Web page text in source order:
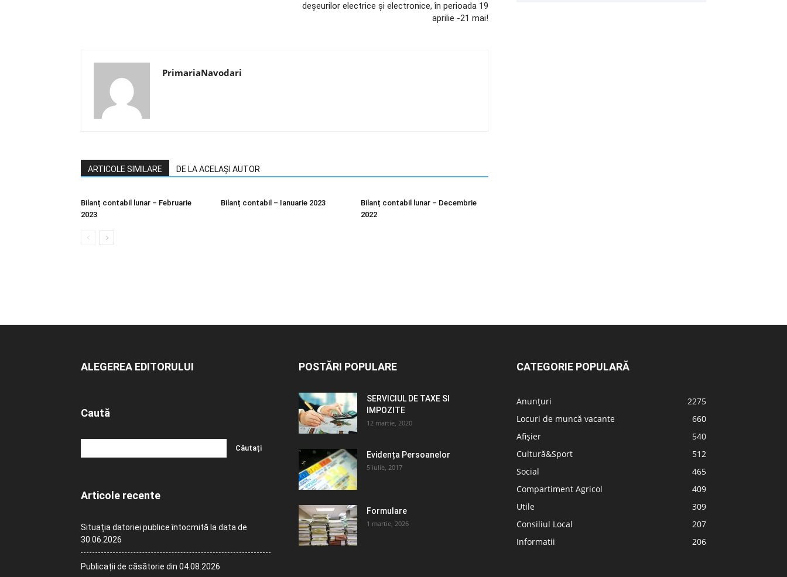
deșeurilor electrice și electronice, în perioada 19
aprilie -21 mai!
PrimariaNavodari
ARTICOLE SIMILARE DE LA ACELAȘI AUTOR
Bilanț contabil lunar – Februarie
2023
Bilanț contabil – Ianuarie 2023
Bilanț contabil lunar – Decembrie
2022
ALEGEREA EDITORULUI
Caută
Articole recente
Situația datoriei publice întocmită la data de
30.06.2026
Publicații de căsătorie din 04.08.2026
POSTĂRI POPULARE
SERVICIUL DE TAXE SI
IMPOZITE
12 martie, 2020
Evidența Persoanelor
5 iulie, 2017
Formulare
1 martie, 2026
CATEGORIE POPULARĂ
Anunțuri
2275
Locuri de muncă vacante
660
Afișier
540
Cultură&Sport
512
Social
465
Compartiment Agricol
409
Utile
309
Consiliul Local
207
Informatii
206